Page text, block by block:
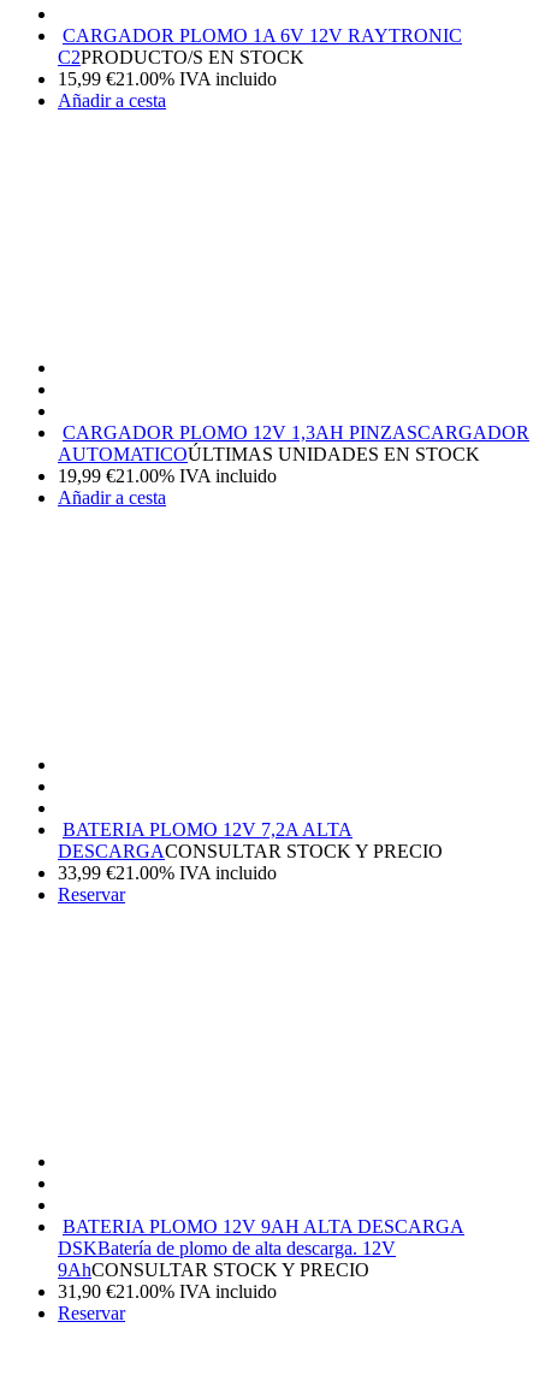
CARGADOR PLOMO 1A 6V 12V RAYTRONIC
C2PRODUCTO/S EN STOCK
15,99 €21.00% IVA incluido
Añadir a cesta
CARGADOR PLOMO 12V 1,3AH PINZASCARGADOR
AUTOMATICOÚLTIMAS UNIDADES EN STOCK
19,99 €21.00% IVA incluido
Añadir a cesta
BATERIA PLOMO 12V 7,2A ALTA
DESCARGACONSULTAR STOCK Y PRECIO
33,99 €21.00% IVA incluido
Reservar
BATERIA PLOMO 12V 9AH ALTA DESCARGA
DSKBatería de plomo de alta descarga. 12V
9AhCONSULTAR STOCK Y PRECIO
31,90 €21.00% IVA incluido
Reservar